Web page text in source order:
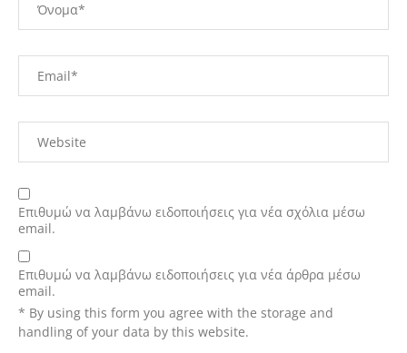
Επιθυμώ να λαμβάνω ειδοποιήσεις για νέα σχόλια μέσω
email.
Επιθυμώ να λαμβάνω ειδοποιήσεις για νέα άρθρα μέσω
email.
* By using this form you agree with the storage and
handling of your data by this website.